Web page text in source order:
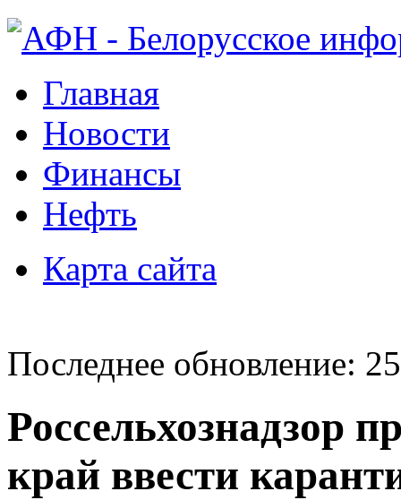
Главная
Новости
Финансы
Нефть
Карта сайта
Последнее обновление:
Россельхознадзор
край ввести